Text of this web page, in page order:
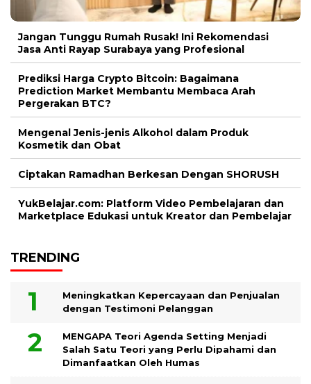
Jangan Tunggu Rumah Rusak! Ini Rekomendasi
Jasa Anti Rayap Surabaya yang Profesional
Prediksi Harga Crypto Bitcoin: Bagaimana
Prediction Market Membantu Membaca Arah
Pergerakan BTC?
Mengenal Jenis-jenis Alkohol dalam Produk
Kosmetik dan Obat
Ciptakan Ramadhan Berkesan Dengan SHORUSH
YukBelajar.com: Platform Video Pembelajaran dan
Marketplace Edukasi untuk Kreator dan Pembelajar
TRENDING
Meningkatkan Kepercayaan dan Penjualan
dengan Testimoni Pelanggan
MENGAPA Teori Agenda Setting Menjadi
Salah Satu Teori yang Perlu Dipahami dan
Dimanfaatkan Oleh Humas